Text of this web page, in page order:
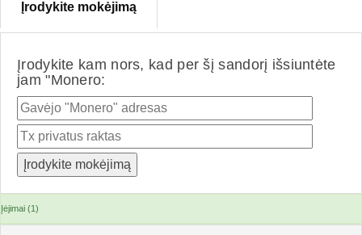
Įrodykite mokėjimą
Įrodykite kam nors, kad per šį sandorį išsiuntėte
jam "Monero:
Įėjimai (1)